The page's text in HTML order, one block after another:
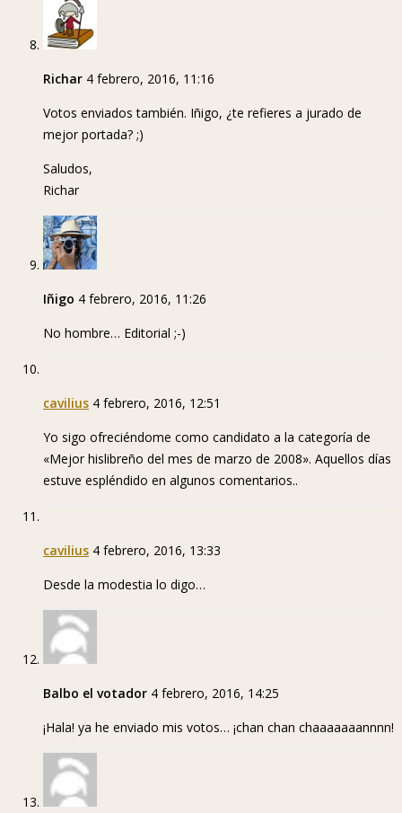
Richar 4 febrero, 2016, 11:16
Votos enviados también. Iñigo, ¿te refieres a jurado de
mejor portada? ;)
Saludos,
Richar
Iñigo 4 febrero, 2016, 11:26
No hombre… Editorial ;-)
cavilius 4 febrero, 2016, 12:51
Yo sigo ofreciéndome como candidato a la categoría de
«Mejor hislibreño del mes de marzo de 2008». Aquellos días
estuve espléndido en algunos comentarios..
cavilius 4 febrero, 2016, 13:33
Desde la modestia lo digo…
Balbo el votador 4 febrero, 2016, 14:25
¡Hala! ya he enviado mis votos… ¡chan chan chaaaaaaannnn!